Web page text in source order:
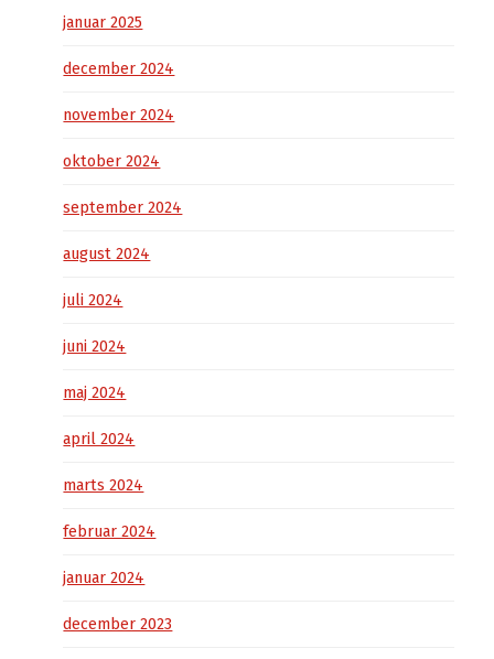
januar 2025
december 2024
november 2024
oktober 2024
september 2024
august 2024
juli 2024
juni 2024
maj 2024
april 2024
marts 2024
februar 2024
januar 2024
december 2023